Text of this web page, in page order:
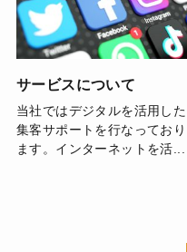
サービスについて
当社ではデジタルを活用した
集客サポートを行なっており
ます。インターネットを活...